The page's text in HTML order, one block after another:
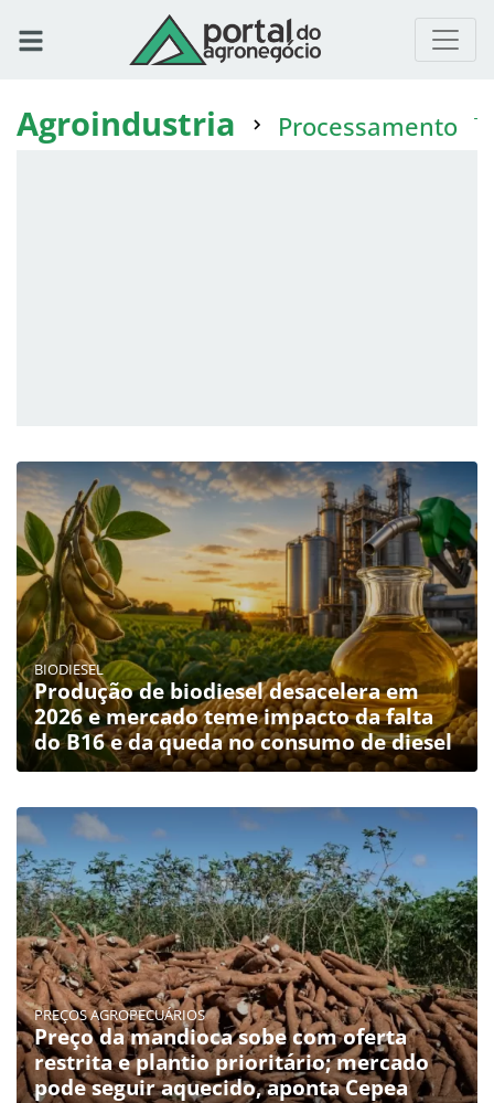
Agroindustria Processamento
BIODIESEL
Produção de biodiesel desacelera em
2026 e mercado teme impacto da falta
do B16 e da queda no consumo de diesel
PREÇOS AGROPECUÁRIOS
Preço da mandioca sobe com oferta
restrita e plantio prioritário; mercado
pode seguir aquecido, aponta Cepea